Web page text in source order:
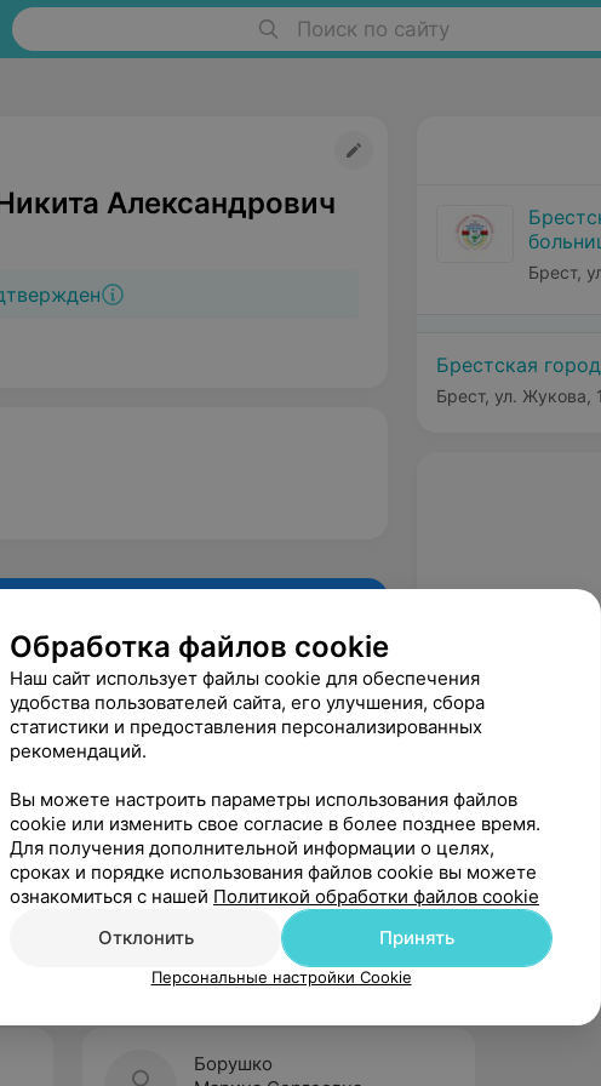
Поиск по сайту
Александрович
Рекомендую
Брест,
Брестская
Брест, ул. Жукова,
Борушко
Обработка файлов cookie
Наш сайт использует файлы cookie для обеспечения
удобства пользователей сайта, его улучшения, сбора
статистики и предоставления персонализированных
рекомендаций.
Вы можете настроить параметры использования файлов
cookie или изменить свое согласие в более позднее время.
Для получения дополнительной информации о целях,
сроках и порядке использования файлов cookie вы можете
ознакомиться с нашей Политикой обработки файлов cookie
Отклонить
Принять
Персональные настройки Cookie